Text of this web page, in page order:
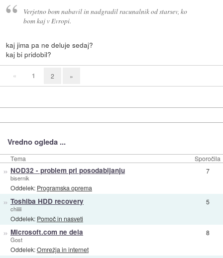
Verjetno bom nabavil in nadgradil racunalnik od starsev, ko
bom kaj v Evropi.
kaj jima pa ne deluje sedaj?
kaj bi pridobil?
« 1 2 »
Vredno ogleda ...
Tema Sporočila
» NOD32 - problem pri posodabljanju
bisernik
Oddelek: Programska oprema
7
» Toshiba HDD recovery
chiiiii
Oddelek: Pomoč in nasveti
5
» Microsoft.com ne dela
Gost
Oddelek:Omrežja in internet
8